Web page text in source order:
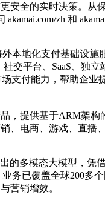
安全的实时决策。从
akamai.com/zh 和
本地化支付基础设
交平台、SaaS、独
支付能力，帮助企业
，提供基于ARM架
、电商、游戏、直播
的多模态大模型，凭
务已覆盖全球200多
营销增效。